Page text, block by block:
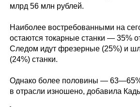
млрд 56 млн рублей.
Наиболее востребованными на
остаются токарные станки — 35%
Следом идут фрезерные (25%) и
(24%) станки.
Однако более половины —
в отрасли изношено, добавила